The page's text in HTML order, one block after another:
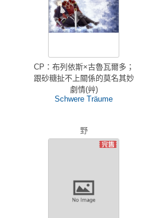
CP：布列依斯×古魯瓦爾多；
跟砂糖扯不上關係的莫名其妙
劇情(艸)
Schwere Träume
野